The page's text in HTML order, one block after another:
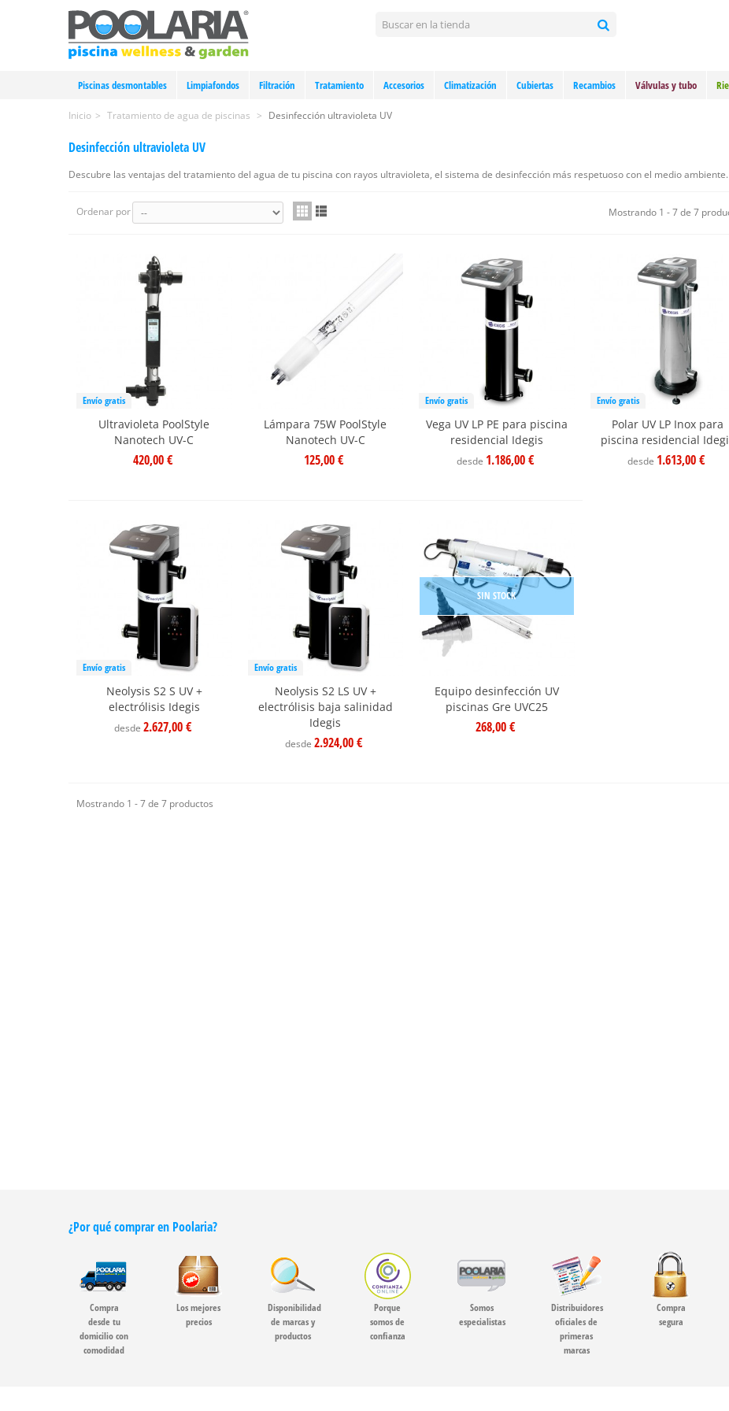
Piscinas desmontables Limpiafondos Filtración Tratamiento Accesorios Climatización Cubiertas Recambios Válvulas y tubo
Inicio > Tratamiento de agua de piscinas > Desinfección ultravioleta UV
Desinfección ultravioleta UV
Descubre las ventajas del tratamiento del agua de tu piscina con rayos ultravioleta, el sistema de desinfección más respetuoso con el medio ambiente.
Ordenar por Mostrando 1 - 7 de 7
Envío gratis
Ultravioleta PoolStyle
Nanotech UV-C
420,00 €
Lámpara 75W PoolStyle
Nanotech UV-C
125,00 €
Envío gratis
Vega UV LP PE para piscina
residencial Idegis
desde 1.186,00 €
Envío gratis
Polar UV LP Inox para
piscina residencial
desde 1.613,00 €
Envío gratis
Neolysis S2 S UV +
electrólisis Idegis
desde 2.627,00 €
Envío gratis
Neolysis S2 LS UV +
electrólisis baja salinidad
Idegis
desde2.924,00 €
SIN STOCK
Equipo desinfección UV
piscinas Gre UVC25
268,00 €
Mostrando 1 - 7 de 7 productos
¿Por qué comprar en Poolaria?
Compra
desde tu
domicilio con
comodidad
Los mejores
precios
Disponibilidad
de marcas y
productos
Porque
somos de
confianza
Somos
especialistas
Distribuidores
oficiales de
primeras
marcas
Compra
segura